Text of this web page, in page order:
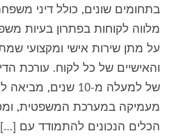
בתחומים שונים, כולל דיני
מלווה לקוחות בפתרון בעיות
על מתן שירות אישי ומקצועי
והאישיים של כל לקוח. עורכת
של למעלה מ-10 שנים,
מעמיקה במערכת המשפטית,
הכלים הנכונים להתמודד עם […]